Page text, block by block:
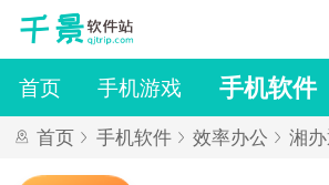
首页 手机游戏 手机软件
首页 手机软件 效率办公 湘